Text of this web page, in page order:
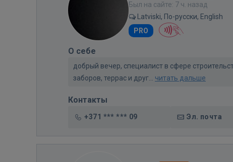
Был на сайте: 7 ч. назад
Latviski, По-русски, English
PRO
О себе
добрый вечер, специалист в сфере
заборов, террас и друг... читать дальше
Контакты
+371 *** *** 09 Эл. почта